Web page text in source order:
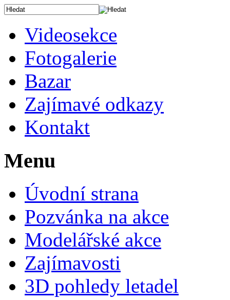
Videosekce
Fotogalerie
Bazar
Zajímavé odkazy
Kontakt
Menu
Úvodní strana
Pozvánka na akce
Modelářské akce
Zajímavosti
3D pohledy letadel